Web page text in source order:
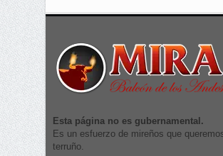
Esta página no es gubernamental.
Es un esfuerzo de mireños que
terruño.